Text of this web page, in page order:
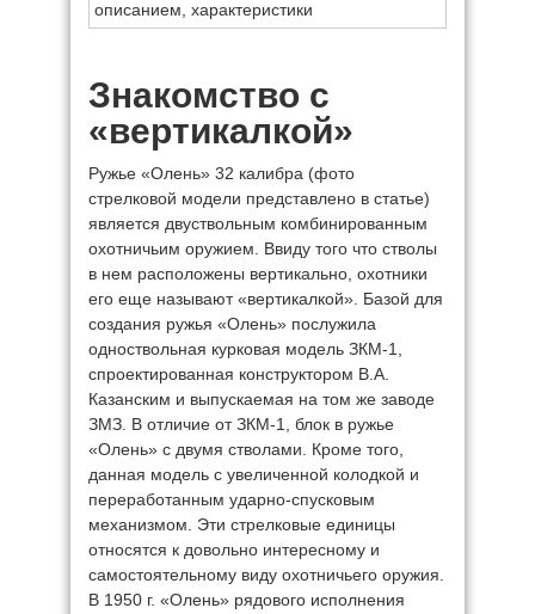
Знакомство с
«вертикалкой»
Ружье «Олень» 32 калибра (фото
стрелковой модели представлено в статье)
является двуствольным комбинированным
охотничьим оружием. Ввиду того что стволы
в нем расположены вертикально, охотники
его еще называют «вертикалкой». Базой для
создания ружья «Олень» послужила
одноствольная курковая модель ЗКМ-1,
спроектированная конструктором В.А.
Казанским и выпускаемая на том же заводе
ЗМЗ. В отличие от ЗКМ-1, блок в ружье
«Олень» с двумя стволами. Кроме того,
данная модель с увеличенной колодкой и
переработанным ударно-спусковым
механизмом. Эти стрелковые единицы
относятся к довольно интересному и
самостоятельному виду охотничьего оружия.
В 1950 г. «Олень» рядового исполнения